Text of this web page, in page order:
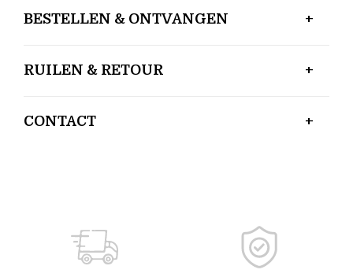
BESTELLEN & ONTVANGEN
RUILEN & RETOUR
CONTACT